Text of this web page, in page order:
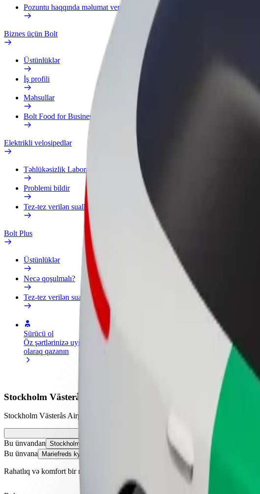
Pozuntu haqqında məlumat verin
Biznes üçün Bolt
Üstünlüklər
İş profili
Məhsullar
Bolt Food for Business
Elektrikli velosipedlər
Təhlükəsizlik Laboratoriyası
Problemi bildir
Tez-tez verilən suallar
Bolt Plus
Üstünlüklər
Necə qoşulmalı?
Tez-tez verilən suallar
Sürücü ol
Öz şərtlərinizə uyğun
olaraq qazanın
Kuryer kimi qoşul
Yemək çatdırın və həftəlik
Restoran və ya
Daha çox müştəri
satışları artırın
Stockholm Västerås Airport (VST) – Mariefreds kyrka
Stockholm Västerås Airport (VST) nöqtəsindən Mariefreds kyrka nöqtəsinə
Bu ünvandan Stockholm Västerås Airport (VST)
Bu ünvana Mariefreds kyrka
Rahatlıq və komfort bir neçə toxunuşla əlinizdə!